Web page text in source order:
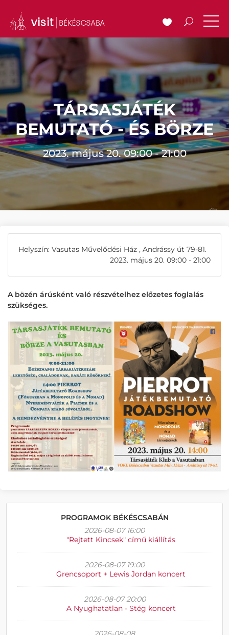
TÁRSASJÁTÉK
BEMUTATÓ - ÉS BÖRZE
2023. május 20. 09:00 - 21:00
Helyszín: Vasutas Művelődési Ház , Andrássy út 79-81.
2023. május 20. 09:00 - 21:00
A bözén árúsként való részvételhez előzetes foglalás
szükséges.
PROGRAMOK BÉKÉSCSABÁN
2026-08-07 16:00
"Rejtett Kincsek" című kiállítás
2026-08-07 19:00
Grencsoport + Lewis Jordan koncert
2026-08-07 20:00
A Nyughatatlan - Stég koncert